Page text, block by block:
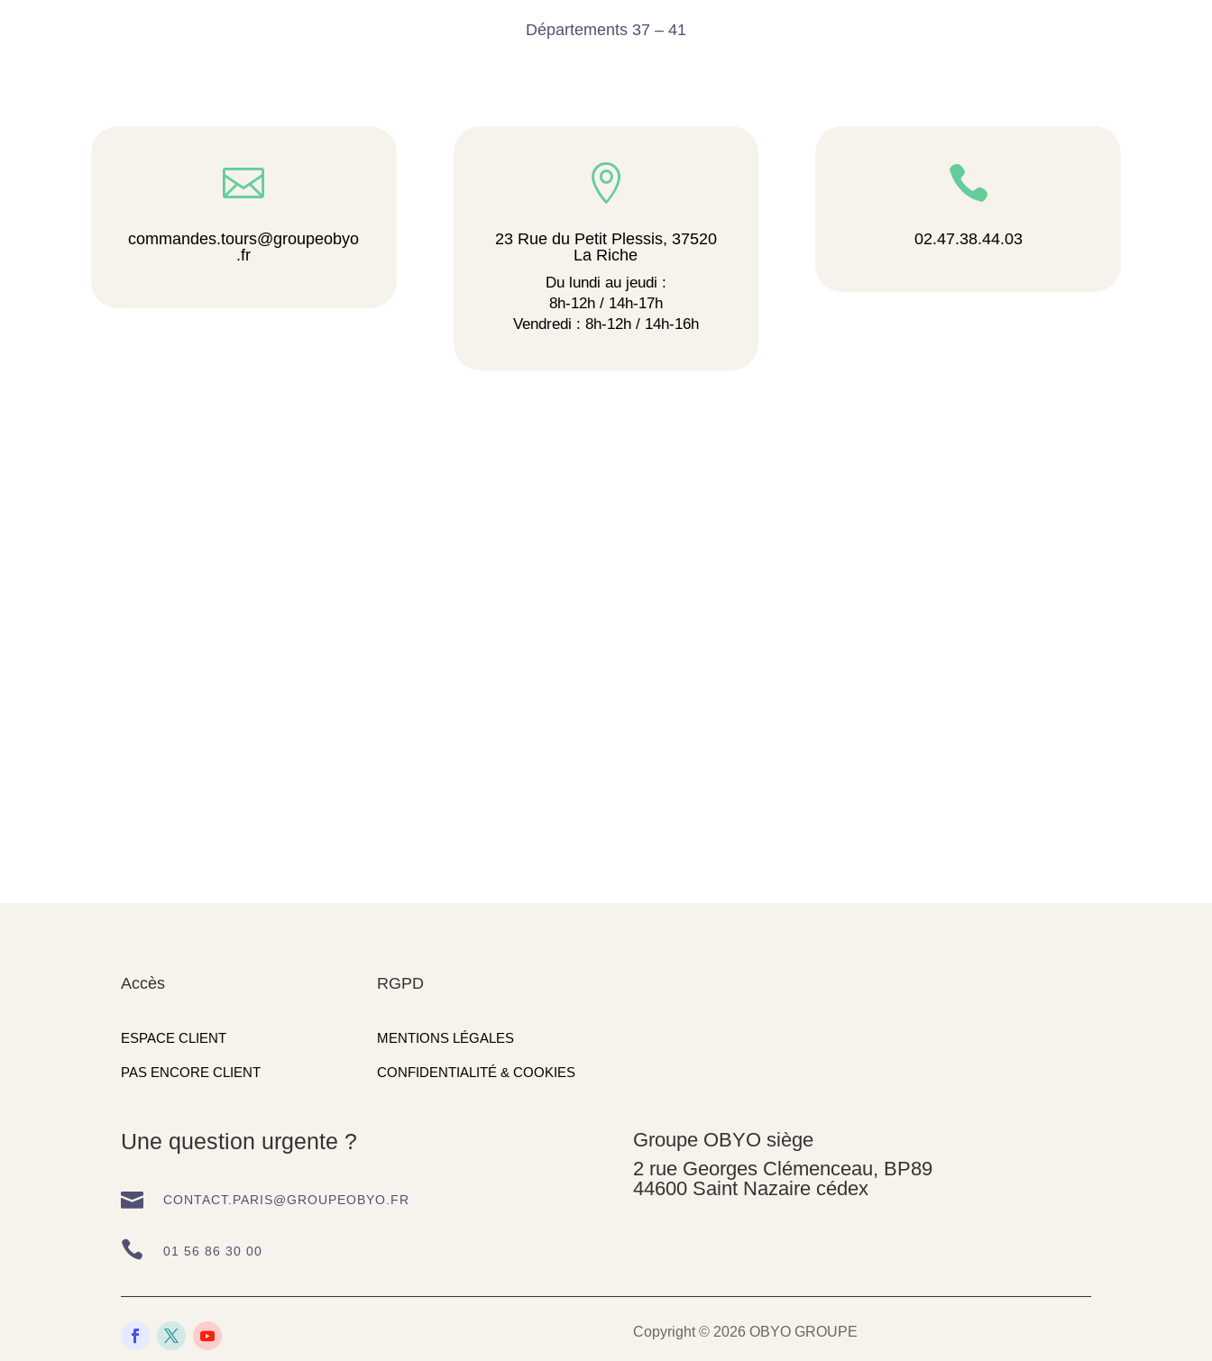
Départements 37 – 41

commandes.tours@groupeobyo
.fr

23 Rue du Petit Plessis, 37520
La Riche
Du lundi au jeudi :
8h-12h / 14h-17h
Vendredi : 8h-12h / 14h-16h

02.47.38.44.03
Accès
ESPACE CLIENT
PAS ENCORE CLIENT
RGPD
MENTIONS LÉGALES
CONFIDENTIALITÉ & COOKIES
Une question urgente ?
 CONTACT.PARIS@GROUPEOBYO.FR
 01 56 86 30 00
Groupe OBYO siège
2 rue Georges Clémenceau, BP89
44600 Saint Nazaire cédex
Copyright © 2026 OBYO GROUPE